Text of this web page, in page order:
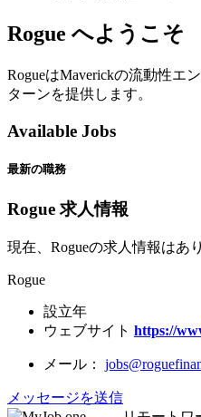
Rogue へようこそ
RogueはMaverickの流動性エ
ターンを提供します。
Available Jobs
最新の職務
Rogue 求人情報
現在、Rogueの求人情報はあ
Rogue
設立年
ウェブサイト https://
メール：
メッセージを送信